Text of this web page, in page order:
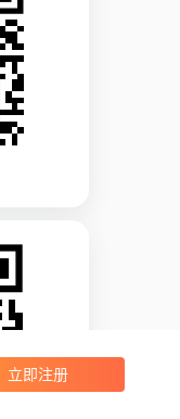
立即注册